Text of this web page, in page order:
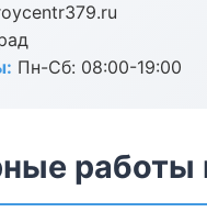
Пн-Сб: 08:00-19:00
работы